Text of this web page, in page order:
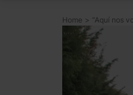
Home >